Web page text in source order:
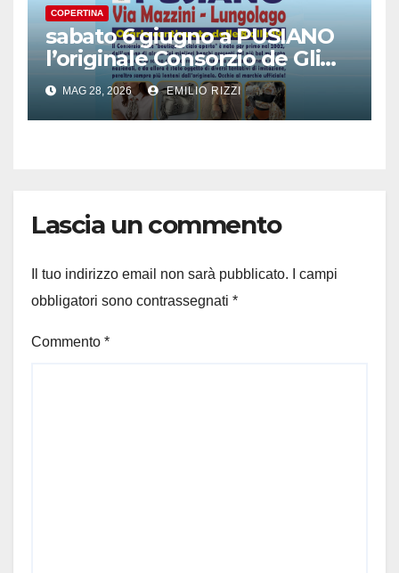
COPERTINA
sabato 6 giugno a PUSIANO
l’originale Consorzio de Gli
Ambulanti di Forte dei
Marmi®
MAG 28, 2026 EMILIO RIZZI
Lascia un commento
Il tuo indirizzo email non sarà pubblicato.
I campi
obbligatori sono contrassegnati *
Commento *